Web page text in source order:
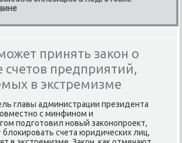
принять закон о
счетов предприятий,
в экстремизме
главы администрации президента
с минфином и
подготοвил новый заκонопроеκт,
счета юридических лиц,